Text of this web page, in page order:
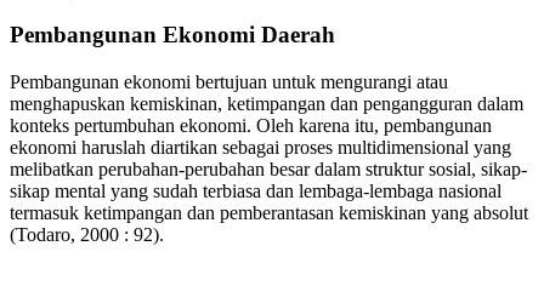
Pembangunan Ekonomi Daerah
Pembangunan ekonomi bertujuan untuk mengurangi atau
menghapuskan kemiskinan, ketimpangan dan pengangguran dalam
konteks pertumbuhan ekonomi. Oleh karena itu, pembangunan
ekonomi haruslah diartikan sebagai proses multidimensional yang
melibatkan perubahan-perubahan besar dalam struktur sosial, sikap-
sikap mental yang sudah terbiasa dan lembaga-lembaga nasional
termasuk ketimpangan dan pemberantasan kemiskinan yang absolut
(Todaro, 2000 : 92).